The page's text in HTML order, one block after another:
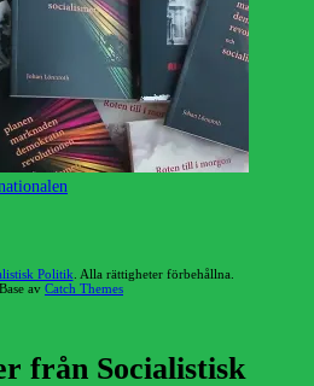
Politik . Alla rättigheter förbehållna.
av Catch Themes
från Socialistisk